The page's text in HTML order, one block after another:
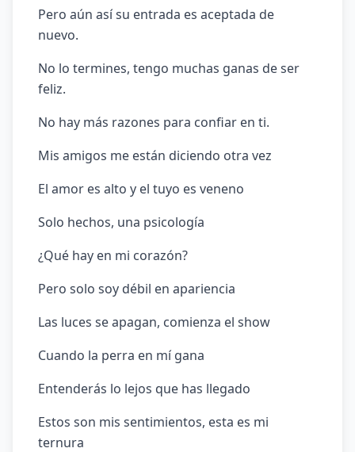
Pero aún así su entrada es aceptada de
nuevo.
No lo termines, tengo muchas ganas de ser
feliz.
No hay más razones para confiar en ti.
Mis amigos me están diciendo otra vez
El amor es alto y el tuyo es veneno
Solo hechos, una psicología
¿Qué hay en mi corazón?
Pero solo soy débil en apariencia
Las luces se apagan, comienza el show
Cuando la perra en mí gana
Entenderás lo lejos que has llegado
Estos son mis sentimientos, esta es mi
ternura